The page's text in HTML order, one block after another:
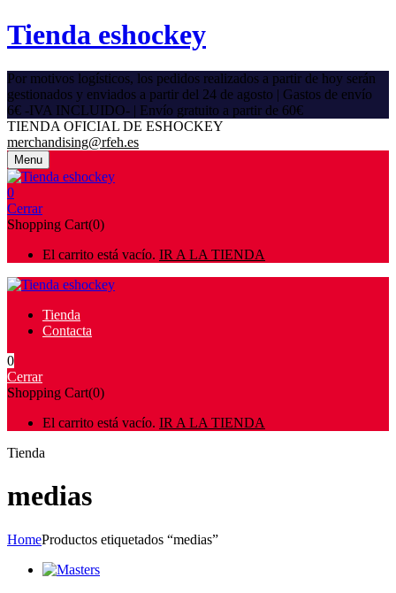
Tienda eshockey
Por motivos logísticos, los pedidos realizados a partir de hoy serán
gestionados y enviados a partir del 24 de agosto | Gastos de envío
6€ -IVA INCLUIDO- | Envío gratuito a partir de 60€
TIENDA OFICIAL DE ESHOCKEY
merchandising@rfeh.es
Menu
0
Cerrar
Shopping Cart(0)
El carrito está vacío. IR A LA TIENDA
Tienda
Contacta
0
Cerrar
Shopping Cart(0)
El carrito está vacío. IR A LA TIENDA
Tienda
medias
HomeProductos etiquetados “medias”